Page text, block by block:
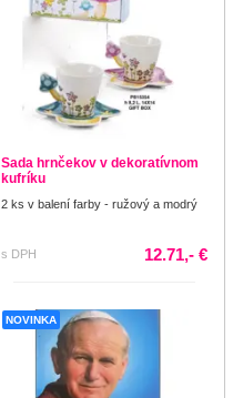
Sada hrnčekov v dekoratívnom
kufríku
2 ks v balení farby - ružový a modrý
s DPH 12.71,- €
NOVINKA